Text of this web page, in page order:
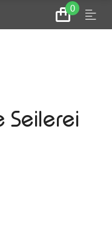
0
Zum
Warenkorb
Menu
Seilerei